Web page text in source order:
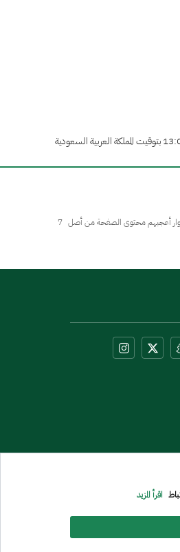
أعجبهم محتوى الصفحة من أصل 7
اقرأ المزيد